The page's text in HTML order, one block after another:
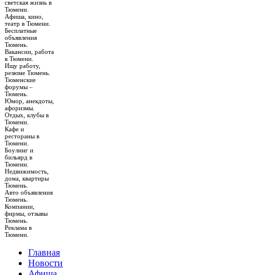
светская жизнь в
Тюмени.
Афиша, кино,
театр в Тюмени.
Бесплатные
объявления
Тюмень.
Вакансии, работа
в Тюмени.
Ищу работу,
резюме Тюмень.
Тюменские
форумы –
Тюмень.
Юмор, анекдоты,
афоризмы.
Отдых, клубы в
Тюмени.
Кафе и
рестораны в
Тюмени.
Боулинг и
бильярд в
Тюмени.
Недвижимость,
дома, квартиры
Тюмень.
Авто объявления
Тюмень.
Компании,
фирмы, отзывы
Тюмень.
Реклама в
Тюмени.
Главная
Новости